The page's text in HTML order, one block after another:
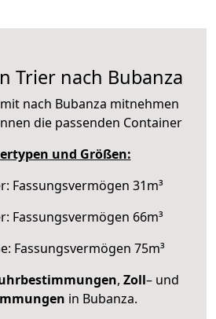
Trier nach Bubanza
nach Bubanza mitnehmen
die passenden Container
und Größen:
Fassungsvermögen 31m³
Fassungsvermögen 66m³
Fassungsvermögen 75m³
, Zoll– und
in Bubanza.